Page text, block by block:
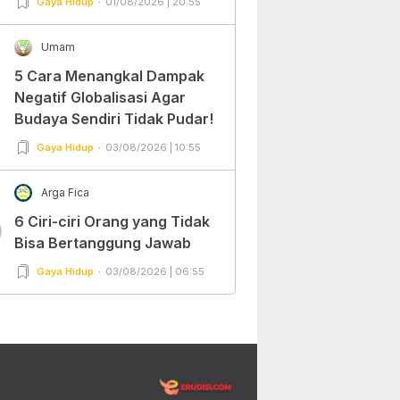
Umam
5 Cara Menangkal Dampak
Negatif Globalisasi Agar
Budaya Sendiri Tidak Pudar!
Gaya Hidup 03/08/2026 | 10:55
Arga Fica
6 Ciri-ciri Orang yang Tidak
Bisa Bertanggung Jawab
Gaya Hidup 03/08/2026 | 06:55